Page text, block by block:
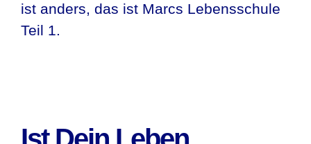
ist anders, das ist Marcs Lebensschule
Teil 1.